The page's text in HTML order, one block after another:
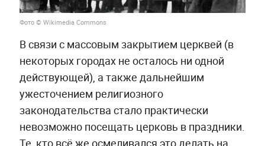
Фото © Wikimedia Commons
В связи с массовым закрытием церквей (в
некоторых городах не осталось ни одной
действующей), а также дальнейшим
ужесточением религиозного
законодательства стало практически
невозможно посещать церковь в праздники.